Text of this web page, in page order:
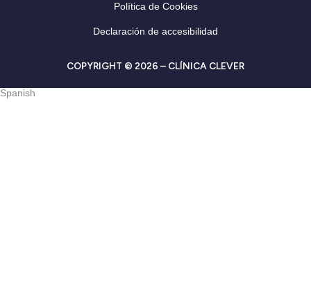
Política de Cookies
Declaración de accesibilidad
COPYRIGHT © 2026 – CLÍNICA CLEVER
Spanish